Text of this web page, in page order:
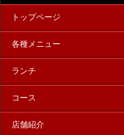
トップページ
各種メニュー
ランチ
コース
店舗紹介